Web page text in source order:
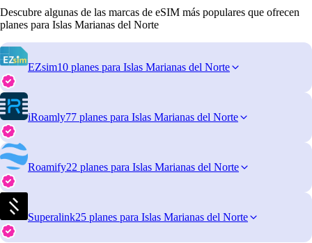
Descubre algunas de las marcas de eSIM más populares que ofrecen
planes para Islas Marianas del Norte
EZsim10 planes para Islas Marianas del Norte
iRoamly77 planes para Islas Marianas del Norte
Roamify22 planes para Islas Marianas del Norte
Superalink25 planes para Islas Marianas del Norte